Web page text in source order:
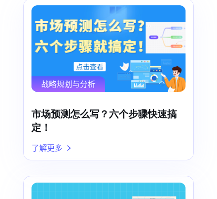
战略规划与分析
市场预测怎么写？六个步骤快速搞
定！
了解更多